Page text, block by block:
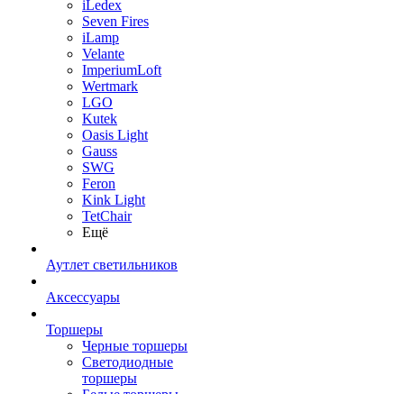
iLedex
Seven Fires
iLamp
Velante
ImperiumLoft
Wertmark
LGO
Kutek
Oasis Light
Gauss
SWG
Feron
Kink Light
TetСhair
Ещё
Аутлет светильников
Аксессуары
Торшеры
Черные торшеры
Светодиодные
торшеры